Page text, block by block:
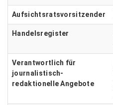
Aufsichtsratsvorsitzender
Handelsregister
Verantwortlich für
journalistisch-
redaktionelle Angebote